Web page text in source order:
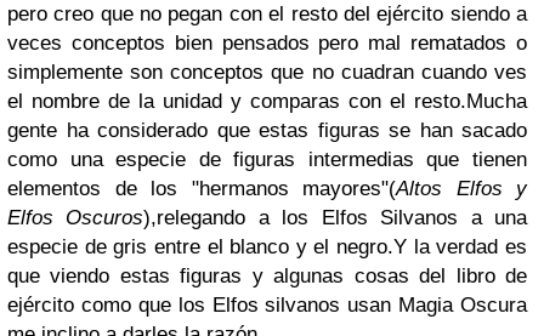
pero creo que no pegan con el resto del ejército siendo a
veces conceptos bien pensados pero mal rematados o
simplemente son conceptos que no cuadran cuando ves
el nombre de la unidad y comparas con el resto.Mucha
gente ha considerado que estas figuras se han sacado
como una especie de figuras intermedias que tienen
elementos de los "hermanos mayores"(Altos Elfos y
Elfos Oscuros),relegando a los Elfos Silvanos a una
especie de gris entre el blanco y el negro.Y la verdad es
que viendo estas figuras y algunas cosas del libro de
ejército como que los Elfos silvanos usan Magia Oscura